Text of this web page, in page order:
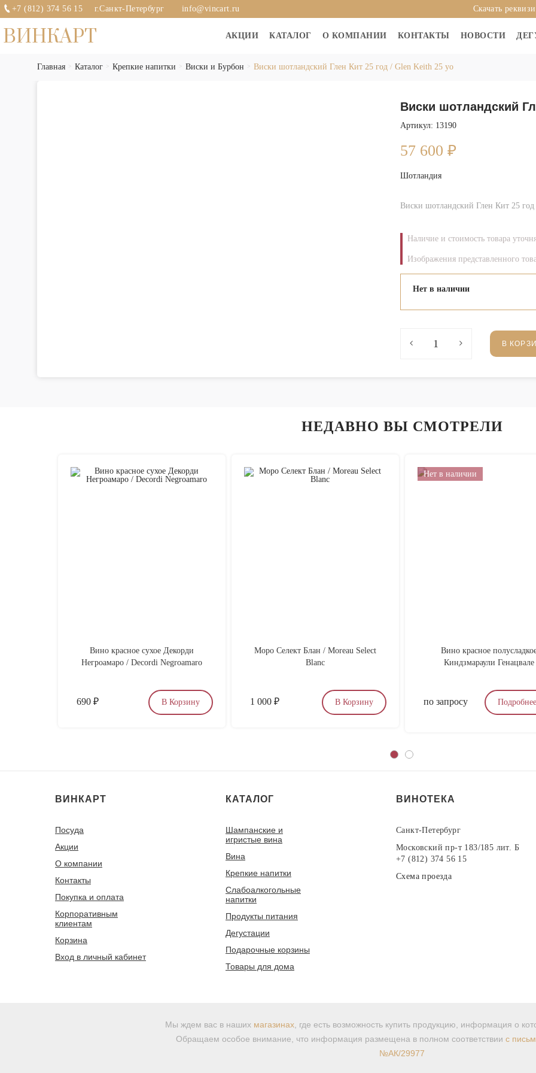
+7 (812) 374 56 15 г.Санкт-Петербург info@vincart.ru Скачать
ВИНКАРТ АКЦИИ КАТАЛОГ О КОМПАНИИ КОНТАКТЫ НОВОСТИ
Главная Каталог Крепкие напитки Виски и Бурбон Виски шотландский Глен Кит 25 год / Glen Keith 25 yo
Виски шотландский
Артикул: 13190
57 600 ₽
Шотландия
Виски шотландский Глен Кит 25
Наличие и стоимость товара
Изображения представленного
Нет в наличии
В
НЕДАВНО ВЫ СМОТРЕЛИ
Вино красное сухое Декорди
Негроамаро / Decordi Negroamaro
690 ₽ В Корзину
Моро Селект Блан / Moreau Select
Blanc
1 000 ₽ В Корзину
Нет в наличии
Вино красное
Киндзмараули Генацвале
по запросу Подробнее
ВИНКАРТ
Посуда
Акции
О компании
Контакты
Покупка и оплата
Корпоративным
клиентам
Корзина
Вход в личный кабинет
КАТАЛОГ
Шампанские и
игристые вина
Вина
Крепкие напитки
Слабоалкогольные
напитки
Продукты питания
Дегустации
Подарочные корзины
Товары для дома
ВИНОТЕКА
Санкт-Петербург
Московский пр-т 183/185 лит. Б
+7 (812) 374 56 15
Схема проезда
Мы ждем вас в наших магазинах, где есть возможность купить продукцию, информация о
Обращаем особое внимание, что информация размещена в полном соответствии с
№АК/29977